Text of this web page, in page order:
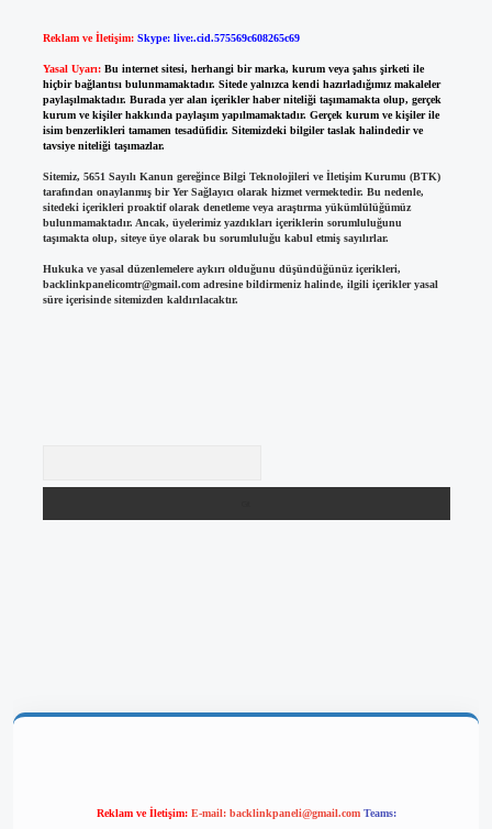
Reklam ve İletişim: Skype: live:.cid.575569c608265c69
Yasal Uyarı: Bu internet sitesi, herhangi bir marka, kurum veya şahıs şirketi ile
hiçbir bağlantısı bulunmamaktadır. Sitede yalnızca kendi hazırladığımız makaleler
paylaşılmaktadır. Burada yer alan içerikler haber niteliği taşımamakta olup, gerçek
kurum ve kişiler hakkında paylaşım yapılmamaktadır. Gerçek kurum ve kişiler ile
isim benzerlikleri tamamen tesadüfidir. Sitemizdeki bilgiler taslak halindedir ve
tavsiye niteliği taşımazlar.
Sitemiz, 5651 Sayılı Kanun gereğince Bilgi Teknolojileri ve İletişim Kurumu (BTK)
tarafından onaylanmış bir Yer Sağlayıcı olarak hizmet vermektedir. Bu nedenle,
sitedeki içerikleri proaktif olarak denetleme veya araştırma yükümlülüğümüz
bulunmamaktadır. Ancak, üyelerimiz yazdıkları içeriklerin sorumluluğunu
taşımakta olup, siteye üye olarak bu sorumluluğu kabul etmiş sayılırlar.
Hukuka ve yasal düzenlemelere aykırı olduğunu düşündüğünüz içerikleri,
backlinkpanelicomtr@gmail.comadresine bildirmeniz halinde, ilgili içerikler yasal
süre içerisinde sitemizden kaldırılacaktır.
Reklam ve İletişim: E-mail: backlinkpaneli@gmail.com Teams: